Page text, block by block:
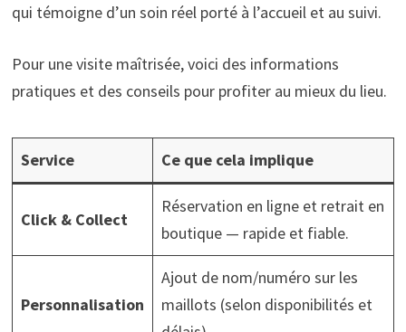
qui témoigne d’un soin réel porté à l’accueil et au suivi.
Pour une visite maîtrisée, voici des informations
pratiques et des conseils pour profiter au mieux du lieu.
Service Ce que cela implique
Click & Collect
Réservation en ligne et retrait en
boutique — rapide et fiable.
Personnalisation
Ajout de nom/numéro sur les
maillots (selon disponibilités et